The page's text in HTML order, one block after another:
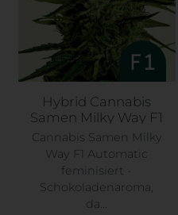
Hybrid Cannabis
Samen Milky Way F1
Automatic
Cannabis Samen Milky
Way F1 Automatic
feminisiert -
Schokoladenaroma,
da...